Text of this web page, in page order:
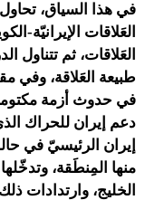
في هذا السياق،
العَلاقات الإيرانيّة-
العَلاقات، ثم تتناول
طبيعة العَلاقة، وفي
في حدوث أزمة
إيران الرئيسيّ في
منها المِنطَقة،
الخليج، وارتدادات